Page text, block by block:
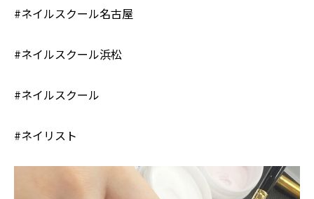
#ネイルスクール名古屋
#ネイルスクール浜松
#ネイルスクール
#ネイリスト